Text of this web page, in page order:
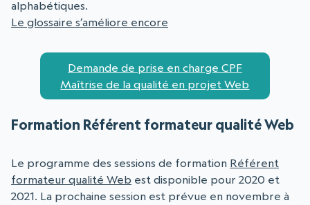
alphabétiques.
Le glossaire s’améliore encore
Demande de prise en charge CPF
Maîtrise de la qualité en projet Web
Formation Référent formateur qualité Web
Le programme des sessions de formation Référent
formateur qualité Web est disponible pour 2020 et
2021. La prochaine session est prévue en novembre à